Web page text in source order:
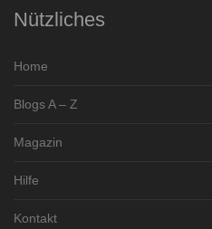
Nützliches
Home
Blogs A – Z
Magazin
Hilfe
Kontakt